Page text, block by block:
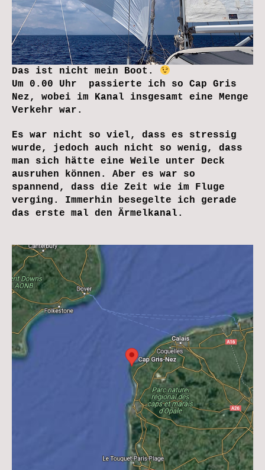
Das ist nicht mein Boot.
Um 0.00 Uhr passierte ich so Cap Gris
Nez, wobei im Kanal insgesamt eine Menge
Verkehr war.
Es war nicht so viel, dass es stressig
wurde, jedoch auch nicht so wenig, dass
man sich hätte eine Weile unter Deck
ausruhen können. Aber es war so
spannend, dass die Zeit wie im Fluge
verging. Immerhin besegelte ich gerade
das erste mal den Ärmelkanal.